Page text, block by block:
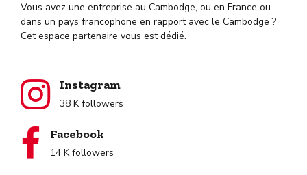
Vous avez une entreprise au Cambodge, ou en France ou
dans un pays francophone en rapport avec le Cambodge ?
Cet espace partenaire vous est dédié.
Instagram
38 K followers
Facebook
14 K followers